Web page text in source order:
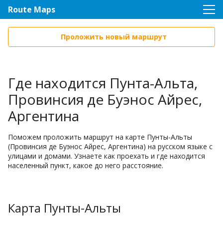
Route Maps
Проложить новый маршрут
Где находится Пунта-Альта,
Провинсия де Буэнос Айрес,
Аргентина
Поможем проложить маршрут на карте Пунты-Альты
(Провинсия де Буэнос Айрес, Аргентина) на русском языке с
улицами и домами. Узнаете как проехать и где находится
населенный пункт, какое до него расстояние.
Карта Пунты-Альты